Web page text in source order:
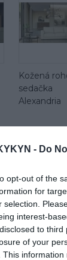
- Do
opt-out of the
for
selection.
interest-
to
of your
This
Kožená
sedačka
Alexandria
Látková
sedačka